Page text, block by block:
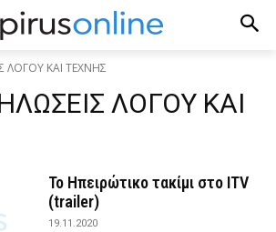
ΛΟΓΟΥ ΚΑΙ ΤΕΧΝΗΣ
ΛΟΓΟΥ ΚΑΙ
Το Ηπειρώτικο τακίμι στο ITV
(trailer)
19.11.2020